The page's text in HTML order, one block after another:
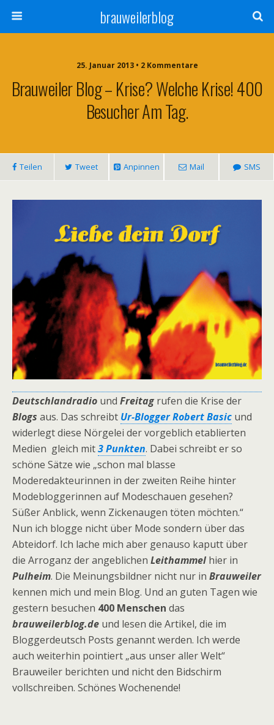
brauweilerblog
25. Januar 2013 • 2 Kommentare
Brauweiler Blog – Krise? Welche Krise! 400
Besucher Am Tag.
Teilen Tweet Anpinnen Mail SMS
Deutschlandradio und Freitagrufen die Krise der
Blogs aus. Das schreibt Ur-Blogger Robert Basic und
widerlegt diese Nörgelei der vorgeblich etablierten
Medien gleich mit3 Punkten. Dabei schreibt er so
schöne Sätze wie „schon mal blasse
Moderedakteurinnen in der zweiten Reihe hinter
Modebloggerinnen auf Modeschauen gesehen?
Süßer Anblick, wenn Zickenaugen töten möchten.“
Nun ich blogge nicht über Mode sondern über das
Abteidorf. Ich lache mich aber genauso kaputt über
die Arroganz der angeblichen Leithammel hier in
Pulheim. Die Meinungsbildner nicht nur in Brauweiler
kennen mich und mein Blog. Und an guten Tagen wie
gestern besuchen 400 Menschen das
brauweilerblog.de und lesen die Artikel, die im
Bloggerdeutsch Posts genannt werden. Ich werde
auch weiterhin pointiert „aus unser aller Welt“
Brauweiler berichten und nicht den Bidschirm
vollschreiben. Schönes Wochenende!